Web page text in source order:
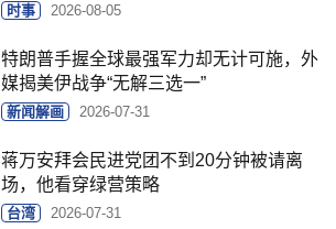
时事 2026-08-05
特朗普手握全球最强军力却无计可施，外
媒揭美伊战争“无解三选一”
新闻解画 2026-07-31
蒋万安拜会民进党团不到20分钟被请离
场，他看穿绿营策略
台湾 2026-07-31